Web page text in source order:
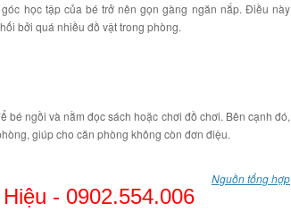
học tập của bé trở nên gọn gàng ngăn nắp. Điều này
bởi quá nhiều đồ vật trong phòng.
bé ngồi và nằm đọc sách hoặc chơi đồ chơi. Bên cạnh đó,
giúp cho căn phòng không còn đơn điệu.
Nguồn tổng hợp
- 0902.554.006